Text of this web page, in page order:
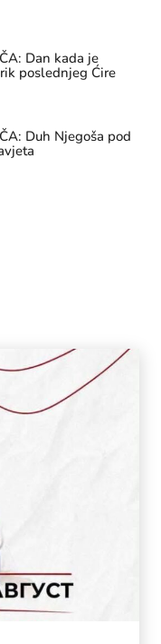
Dan kada je
poslednjeg Ćire
Duh Njegoša pod